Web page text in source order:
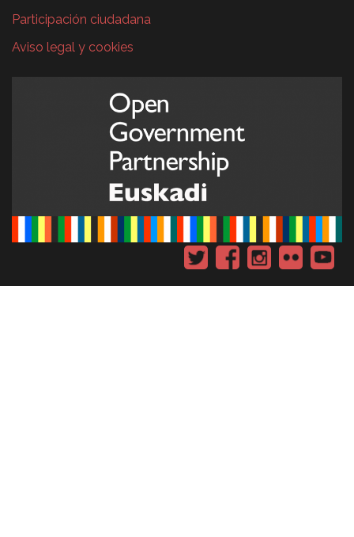
Participación ciudadana
Aviso legal y cookies